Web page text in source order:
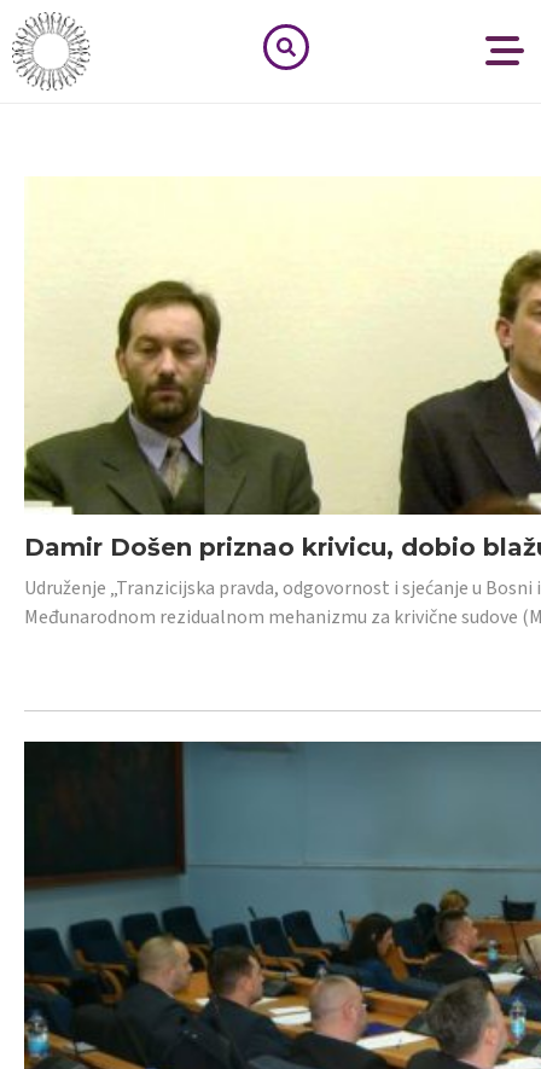
Damir Došen priznao krivicu, dobio
Udruženje „Tranzicijska pravda, odgovornost i sjećanje u
Međunarodnom rezidualnom mehanizmu za krivične sudove